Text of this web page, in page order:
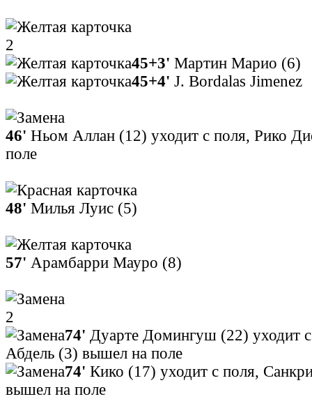
2
45+3' Мартин Марио (6)
45+4' J. Bordalas Jimenez
46' Ньом Аллан (12) уходит с поля, Рико
поле
48' Милья Луис (5)
57' Арамбарри Мауро (8)
2
74' Дуарте Домингуш (22) уходит
Абдель (3) вышел на поле
74' Кико (17) уходит с поля,
вышел на поле